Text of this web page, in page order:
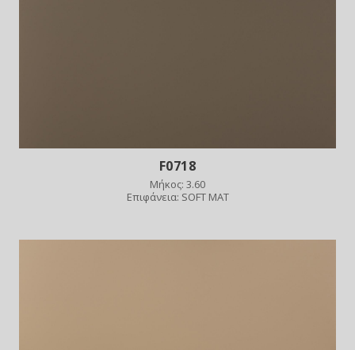
F0718
Μήκος: 3.60
Επιφάνεια: SOFT MAT